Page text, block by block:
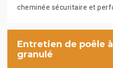
cheminée sécuritaire et
Entretien de poêle
granulé